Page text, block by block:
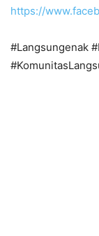
https://
#Langsungenak